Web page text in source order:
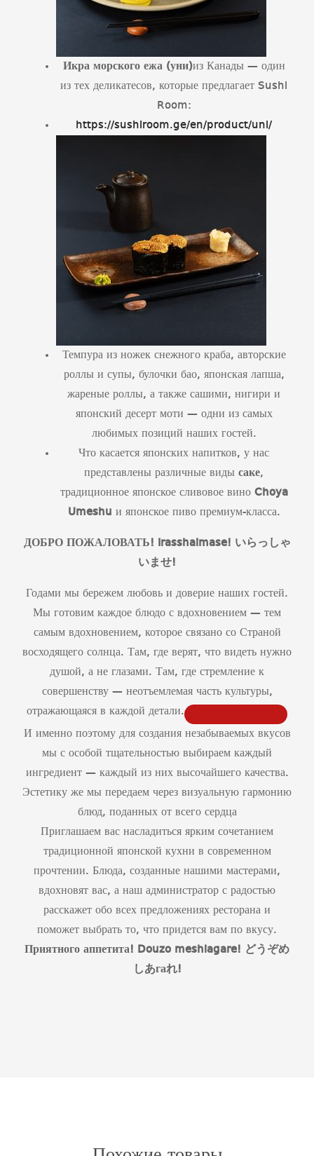
Икра морского ежа (уни)из Канады — один
из тех деликатесов, которые предлагает Sushi
Room:
https://sushiroom.ge/en/product/uni/
Темпура из ножек снежного краба, авторские
роллы и супы, булочки бао, японская лапша,
жареные роллы, а также сашими, нигири и
японский десерт моти — одни из самых
любимых позиций наших гостей.
Что касается японских напитков, у нас
представлены различные виды саке,
традиционное японское сливовое вино Choya
Umeshu и японское пиво премиум-класса.
ДОБРО ПОЖАЛОВАТЬ! Irasshaimase! いらっしゃ
いませ!
Годами мы бережем любовь и доверие наших гостей.
Мы готовим каждое блюдо с вдохновением — тем
самым вдохновением, которое связано со Страной
восходящего солнца. Там, где верят, что видеть нужно
душой, а не глазами. Там, где стремление к
совершенству — неотъемлемая часть культуры,
отражающаяся в каждой детали.
И именно поэтому для создания незабываемых вкусов
мы с особой тщательностью выбираем каждый
ингредиент — каждый из них высочайшего качества.
Эстетику же мы передаем через визуальную гармонию
блюд, поданных от всего сердца
Приглашаем вас насладиться ярким сочетанием
традиционной японской кухни в современном
прочтении. Блюда, созданные нашими мастерами,
вдохновят вас, а наш администратор с радостью
расскажет обо всех предложениях ресторана и
поможет выбрать то, что придется вам по вкусу.
Приятного аппетита! Douzo meshiagare! どうぞめ
しあгаれ!